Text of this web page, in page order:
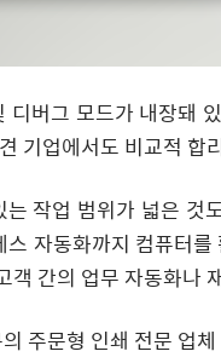
디버그 모드가 내장
기업에서도 비교적 합
는 작업 범위가 넓은
자동화까지 컴퓨터
객 간의 업무 자동화나
주문형 인쇄 전문 업